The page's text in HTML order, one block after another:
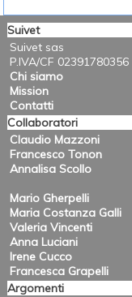
Suivet
Suivet sas
P.IVA/CF 02391780356
Chi siamo
Mission
Contatti
Collaboratori
Claudio Mazzoni
Francesco Tonon
Annalisa Scollo
Mario Gherpelli
Maria Costanza Galli
Valeria Vincenti
Anna Luciani
Irene Cucco
Francesca Grapelli
Argomenti